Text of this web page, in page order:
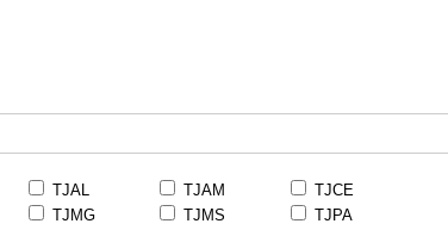
TJAL TJAM
TJCE
TJMG TJMS
TJPA